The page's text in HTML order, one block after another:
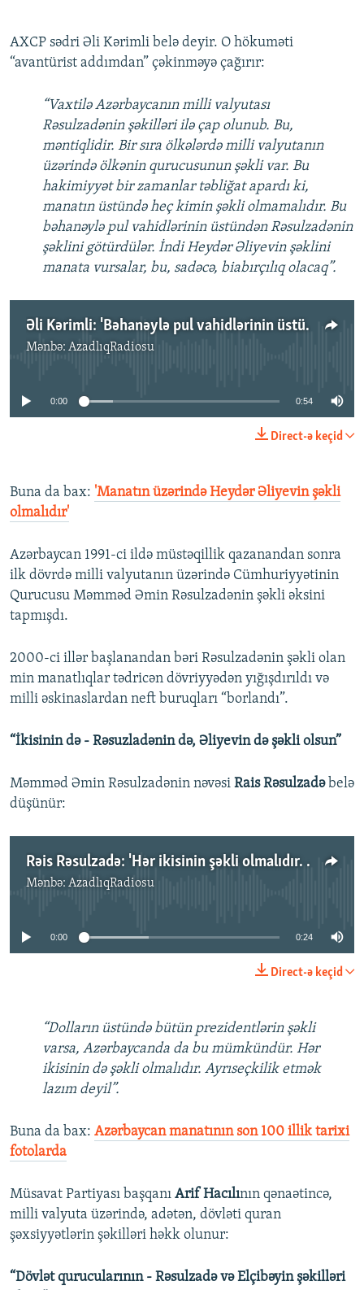
AXCP sədri Əli Kərimli belə deyir. O hökuməti
“avantürist addımdan” çəkinməyə çağırır:
“Vaxtilə Azərbaycanın milli valyutası
Rəsulzadənin şəkilləri ilə çap olunub. Bu,
məntiqlidir. Bir sıra ölkələrdə milli valyutanın
üzərində ölkənin qurucusunun şəkli var. Bu
hakimiyyət bir zamanlar təbliğat apardı ki,
manatın üstündə heç kimin şəkli olmamalıdır. Bu
bəhanəylə pul vahidlərinin üstündən Rəsulzadənin
şəklini götürdülər. İndi Heydər Əliyevin şəklini
manata vursalar, bu, sadəcə, biabırçılıq olacaq”.
Əli Kərimli: 'Bəhanəylə pul vahidlərinin üstündən Rəsulzadənin şəklini götürdülər'
Mənbə: AzadlıqRadiosu
No media source currently available
0:00 0:54
Direct-ə keçid
Buna da bax:​ 'Manatın üzərində Heydər Əliyevin şəkli
olmalıdır'
Azərbaycan 1991-ci ildə müstəqillik qazanandan sonra
ilk dövrdə milli valyutanın üzərində Cümhuriyyətinin
Qurucusu Məmməd Əmin Rəsulzadənin şəkli əksini
tapmışdı.
2000-ci illər başlanandan bəri Rəsulzadənin şəkli olan
min manatlıqlar tədricən dövriyyədən yığışdırıldı və
milli əskinaslardan neft buruqları “borlandı”.
“İkisinin də - Rəsuzladənin də, Əliyevin də şəkli olsun”
Məmməd Əmin Rəsulzadənin nəvəsi Rais Rəsulzadəbelə
düşünür:
Rəis Rəsulzadə: 'Hər ikisinin şəkli olmalıdır. Ayrıseçkilik etmək lazım deyil'
Mənbə: AzadlıqRadiosu
No media source currently available
0:00 0:24
Direct-ə keçid
“Dolların üstündə bütün prezidentlərin şəkli
varsa, Azərbaycanda da bu mümkündür. Hər
ikisinin də şəkli olmalıdır. Ayrıseçkilik etmək
lazım deyil”.
Buna da bax:​ Azərbaycan manatının son 100 illik tarixi
fotolarda
Müsavat Partiyası başqanı Arif Hacılının qənaətincə,
milli valyuta üzərində, adətən, dövləti quran
şəxsiyyətlərin şəkilləri həkk olunur:
“Dövlət qurucularının - Rəsulzadə və Elçibəyin şəkilləri